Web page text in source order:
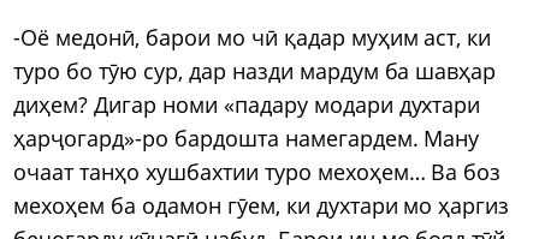
-Оё медонӣ, барои мо чӣ қадар муҳим аст, ки
туро бо тӯю сур, дар назди мардум ба шавҳар
диҳем? Дигар номи «падару модари духтари
ҳарҷогард»-ро бардошта намегардем. Ману
очаат танҳо хушбахтии туро мехоҳем… Ва боз
мехоҳем ба одамон гӯем, ки духтари мо ҳаргиз